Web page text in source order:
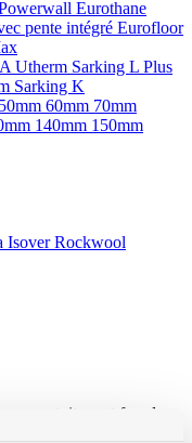
Eurothane
pente intégré Eurofloor
Utherm Sarking L Plus
Sarking K
50mm 60mm 70mm
140mm 150mm
IsoverRockwool
pour toiture et façade: